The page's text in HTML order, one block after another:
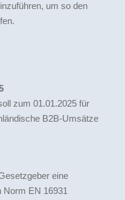
um so den
zum 01.01.2025 für
B2B-Umsätze
eine
Norm EN 16931